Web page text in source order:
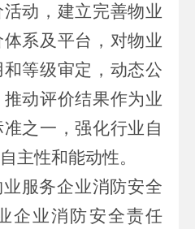
动，建立完善物业
系及平台，对物业
等级审定，动态公
动评价结果作为业
之一，强化行业自
主性和能动性。
服务企业消防安全
企业消防安全责任